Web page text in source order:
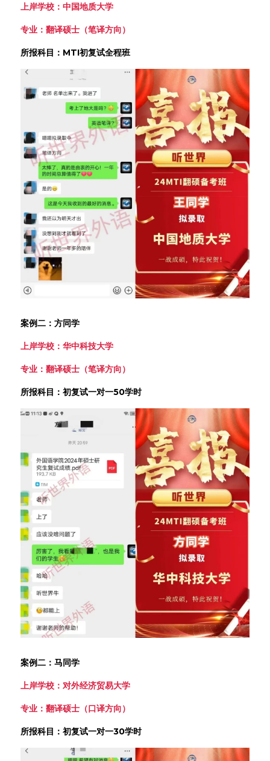
上岸学校：中国地质大学
专业：翻译硕士（笔译方向）
所报科目：MTI初复试全程班
案例二：方同学
上岸学校：华中科技大学
专业：翻译硕士（笔译方向）
所报科目：初复试一对一50学时
案例二：马同学
上岸学校：对外经济贸易大学
专业：翻译硕士（口译方向）
所报科目：初复试一对一30学时